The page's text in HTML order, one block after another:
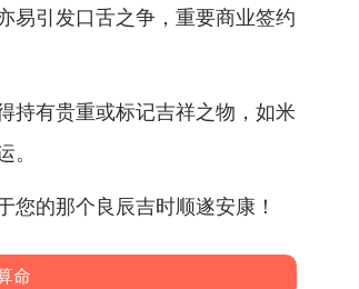
易引发口舌之争，重要商业签约
持有贵重或标记吉祥之物，如米
的那个良辰吉时顺遂安康！
命